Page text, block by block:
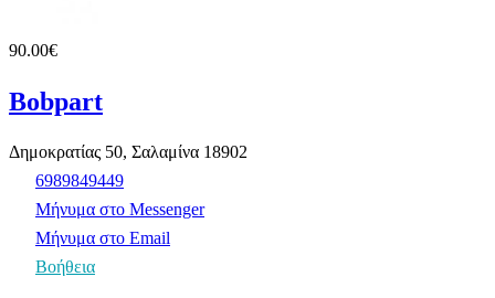
90.00€
Bobpart
Δημοκρατίας 50, Σαλαμίνα 18902
6989849449
Μήνυμα στο Messenger
Μήνυμα στο Email
Βοήθεια